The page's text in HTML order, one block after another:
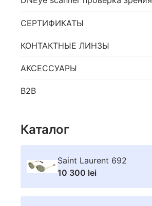
СЕРТИФИКАТЫ
КОНТАКТНЫЕ ЛИНЗЫ
АКСЕССУАРЫ
B2B
Каталог
Saint Laurent 692
10 300 lei